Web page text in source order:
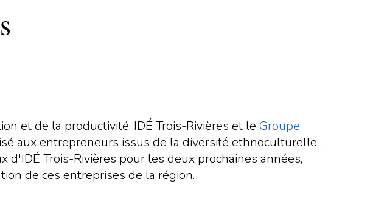
et de la productivité, IDÉ Trois-Rivières et le Groupe
aux entrepreneurs issus de la diversité ethnoculturelle .
Trois-Rivières pour les deux prochaines années,
de ces entreprises de la région.